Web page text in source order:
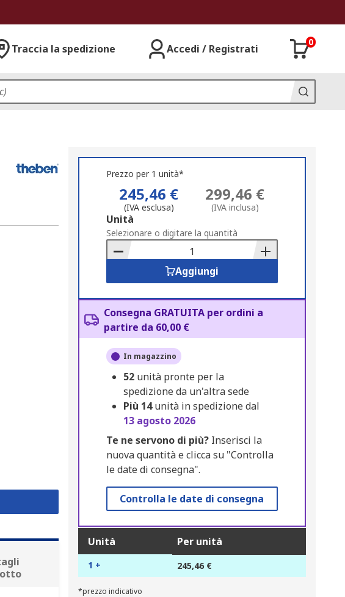
Traccia la spedizione Accedi / Registrati
0
Prezzo per 1 unità*
245,46 €
(IVA esclusa)
299,46 €
(IVA inclusa)
Add
to
Basket
Unità
Selezionare o digitare la quantità
Aggiungi
Consegna GRATUITA per ordini a
partire da 60,00 €
In magazzino
52 unità pronte per la
spedizione da un'altra sede
Più 14unità in spedizione dal
13 agosto 2026
Te ne servono di più?Inserisci la
nuova quantità e clicca su "Controlla
le date di consegna".
Controlla le date di consegna
Unità Per unità
1 + 245,46 €
*prezzo indicativo